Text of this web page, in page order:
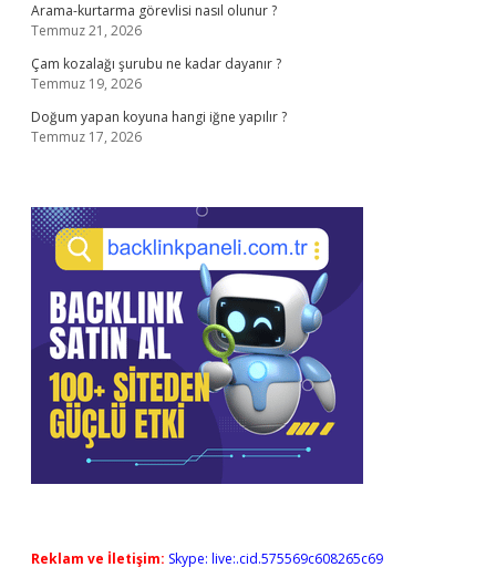
Arama-kurtarma görevlisi nasıl olunur ?
Temmuz 21, 2026
Çam kozalağı şurubu ne kadar dayanır ?
Temmuz 19, 2026
Doğum yapan koyuna hangi iğne yapılır ?
Temmuz 17, 2026
Reklam ve İletişim: Skype: live:.cid.575569c608265c69